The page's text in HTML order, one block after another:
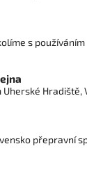
s používáním
Hradiště,
přepravní